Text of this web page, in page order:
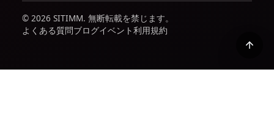
© 2026 SITIMM. 無断転載を禁じます。
よくある質問ブログイベント利用規約